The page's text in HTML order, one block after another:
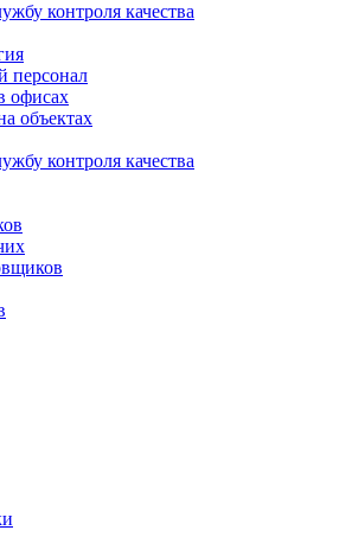
контроля качества
персонал
офисах
объектах
контроля качества